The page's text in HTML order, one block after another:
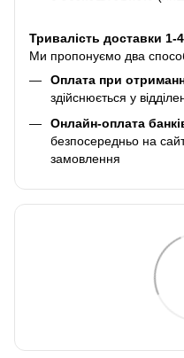
Тривалість доставки 1-4
Ми пропонуємо два
Оплата при
здійснюється у
Онлайн-оплата
безпосередньо на
замовлення